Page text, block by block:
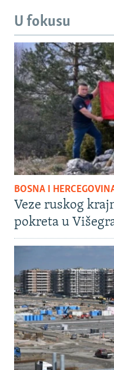
U fokusu
BOSNA I
Veze ruskog
pokreta u